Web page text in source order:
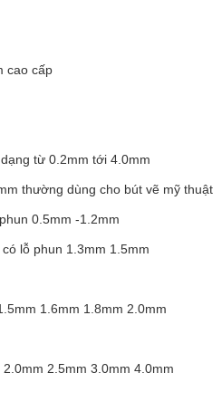
cao cấp
từ 0.2mm tới 4.0mm
thường dùng cho bút vẽ mỹ thuật
0.5mm -1.2mm
lỗ phun 1.3mm 1.5mm
1.6mm 1.8mm 2.0mm
2.5mm 3.0mm 4.0mm